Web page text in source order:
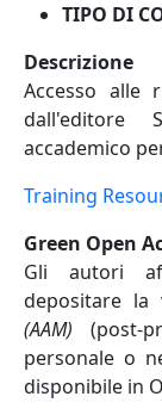
TIPO DI
Descrizione
Accesso alle
dall'editore
accademico
Training
Green Open
Gli autori
depositare
(AAM) (post-
personale o
disponibile in